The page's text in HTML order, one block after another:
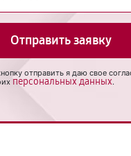
Отправить заявку
отправить я даю свое
персональных данных.